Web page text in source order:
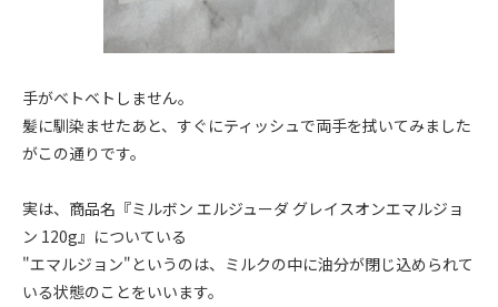
手がベトベトしません。
髪に馴染ませたあと、すぐにティッシュで両手を拭いてみました
がこの通りです。
実は、商品名『ミルボン エルジューダ グレイスオンエマルジョ
ン 120g』についている
"エマルジョン"というのは、ミルクの中に油分が閉じ込められて
いる状態のことをいいます。